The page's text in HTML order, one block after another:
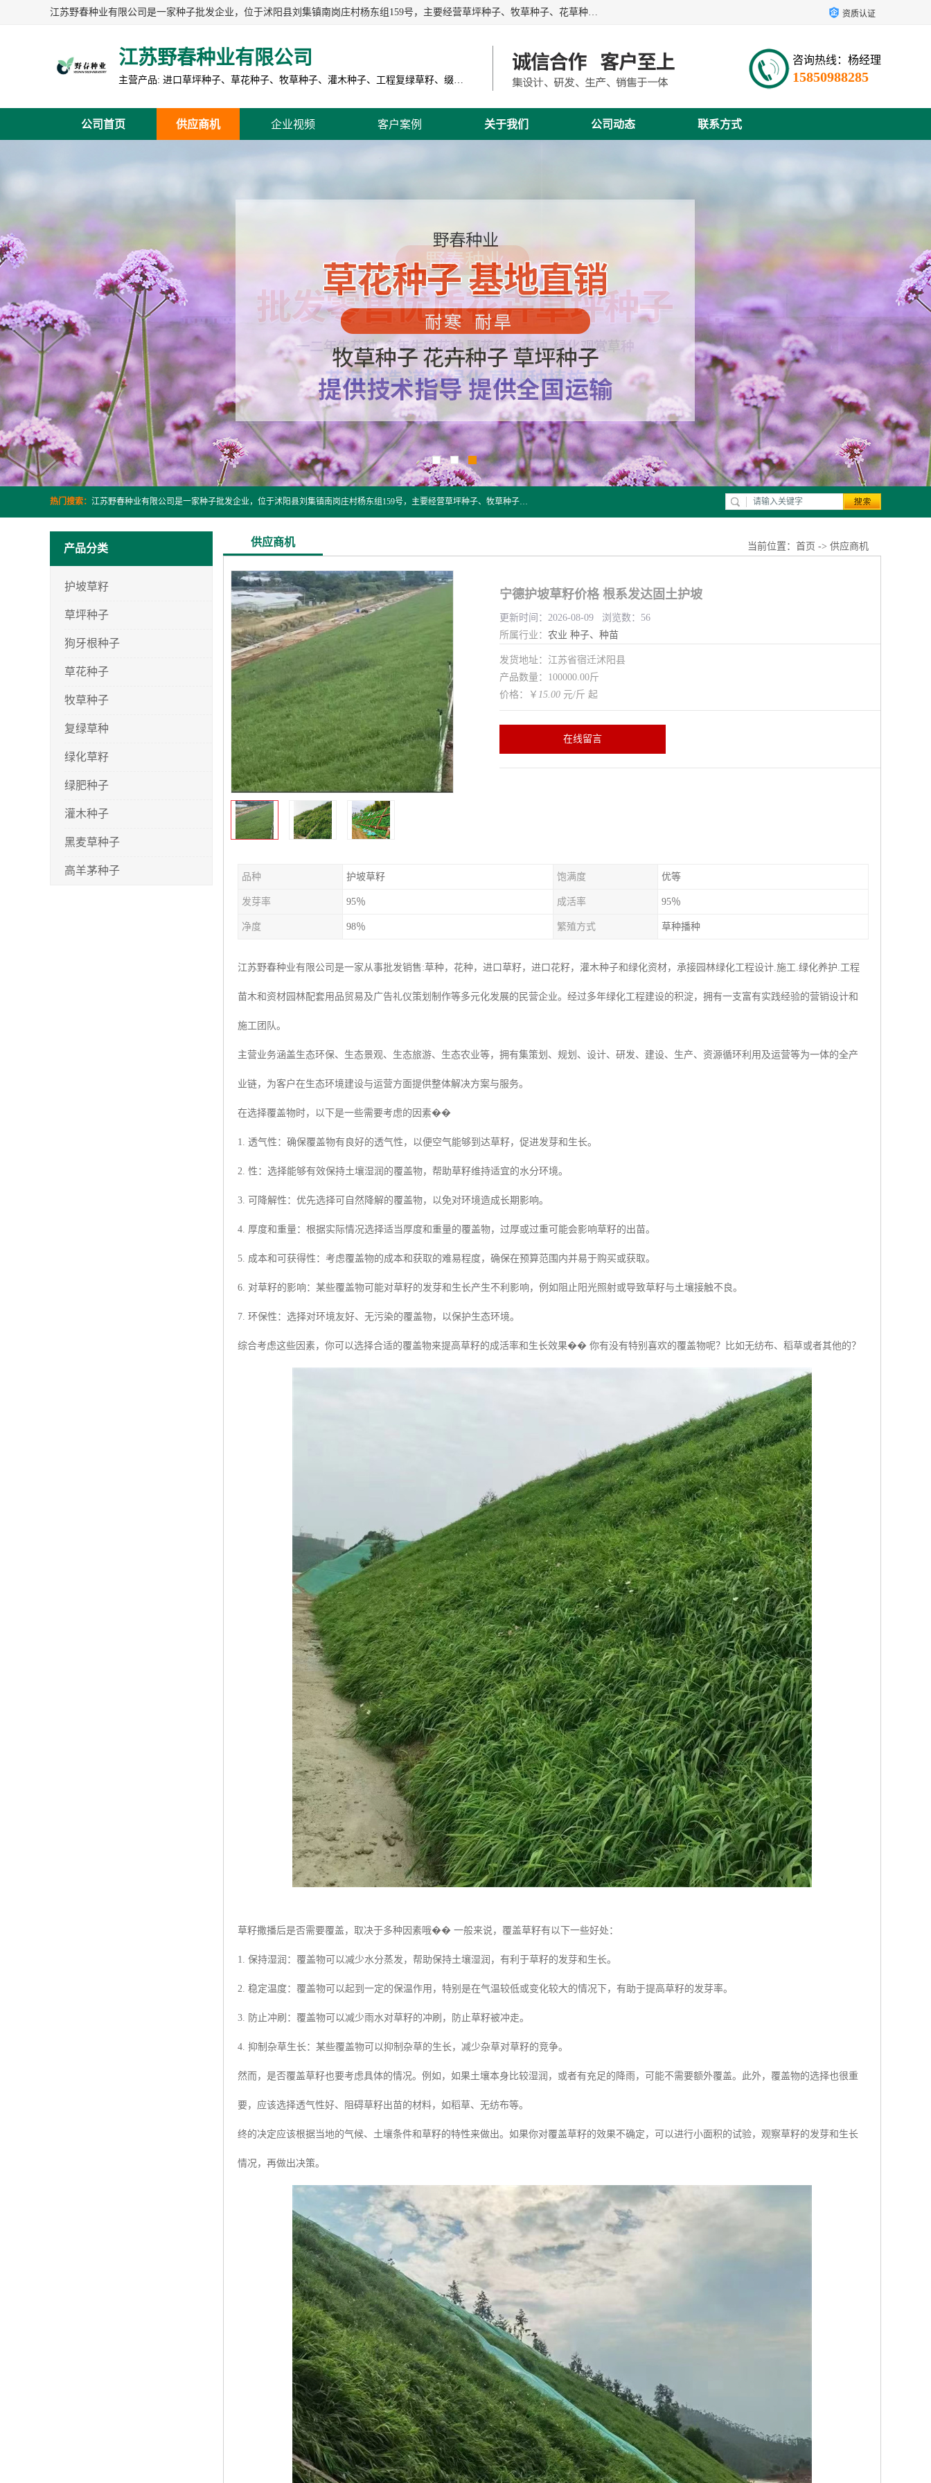
江苏野春种业有限公司是一家种子批发企业，位于沭阳县刘集镇南岗庄村杨东组159号，主要经营草坪种子、牧草种子、花草种子、复绿草种、绿化草籽、护坡草籽、绿肥种子、灌木种子、黑麦草种子、高羊茅种子、早熟禾种子、狗牙根种子、剪股颖种子等。 资质认证
江苏野春种业有限公司
主营产品: 进口草坪种子、草花种子、牧草种子、灌木种子、工程复绿草籽、缀花组合种子
咨询热线：杨经理
15850988285
公司首页 供应商机 企业视频 客户案例 关于我们 公司动态 联系方式
热门搜索： 江苏野春种业有限公司是一家种子批发企业，位于沭阳县刘集镇南岗庄村杨东组159号，主要经营草坪种子、牧草种子、花草种子、复绿草种、绿化草籽、护坡草籽、绿肥种子、灌木种子、黑麦草种子、高羊茅种子、早熟禾种子、狗牙根种子、剪股颖种子等。
产品分类
护坡草籽
草坪种子
狗牙根种子
草花种子
牧草种子
复绿草种
绿化草籽
绿肥种子
灌木种子
黑麦草种子
高羊茅种子
供应商机 当前位置： 首页 -> 供应商机
宁德护坡草籽价格 根系发达固土护坡
更新时间：2026-08-09 浏览数：56
所属行业： 农业 种子、种苗
发货地址：江苏省宿迁沭阳县
产品数量：100000.00斤
价格：￥ 15.00 元/斤 起
在线留言
品种 护坡草籽 饱满度 优等
发芽率 95％ 成活率 95％
净度 98％ 繁殖方式 草种播种
江苏野春种业有限公司是一家从事批发销售:草种，花种，进口草籽，进口花籽，灌木种子和绿化资材，承接园林绿化工程设计.施工.绿化养护.工程
苗木和资材园林配套用品贸易及广告礼仪策划制作等多元化发展的民营企业。经过多年绿化工程建设的积淀，拥有一支富有实践经验的营销设计和
施工团队。
主营业务涵盖生态环保、生态景观、生态旅游、生态农业等，拥有集策划、规划、设计、研发、建设、生产、资源循环利用及运营等为一体的全产
业链，为客户在生态环境建设与运营方面提供整体解决方案与服务。
在选择覆盖物时，以下是一些需要考虑的因素��
1. 透气性：确保覆盖物有良好的透气性，以便空气能够到达草籽，促进发芽和生长。
2. 性：选择能够有效保持土壤湿润的覆盖物，帮助草籽维持适宜的水分环境。
3. 可降解性：优先选择可自然降解的覆盖物，以免对环境造成长期影响。
4. 厚度和重量：根据实际情况选择适当厚度和重量的覆盖物，过厚或过重可能会影响草籽的出苗。
5. 成本和可获得性：考虑覆盖物的成本和获取的难易程度，确保在预算范围内并易于购买或获取。
6. 对草籽的影响：某些覆盖物可能对草籽的发芽和生长产生不利影响，例如阻止阳光照射或导致草籽与土壤接触不良。
7. 环保性：选择对环境友好、无污染的覆盖物，以保护生态环境。
综合考虑这些因素，你可以选择合适的覆盖物来提高草籽的成活率和生长效果�� 你有没有特别喜欢的覆盖物呢？比如无纺布、稻草或者其他的？
草籽撒播后是否需要覆盖，取决于多种因素哦�� 一般来说，覆盖草籽有以下一些好处：
1. 保持湿润：覆盖物可以减少水分蒸发，帮助保持土壤湿润，有利于草籽的发芽和生长。
2. 稳定温度：覆盖物可以起到一定的保温作用，特别是在气温较低或变化较大的情况下，有助于提高草籽的发芽率。
3. 防止冲刷：覆盖物可以减少雨水对草籽的冲刷，防止草籽被冲走。
4. 抑制杂草生长：某些覆盖物可以抑制杂草的生长，减少杂草对草籽的竞争。
然而，是否覆盖草籽也要考虑具体的情况。例如，如果土壤本身比较湿润，或者有充足的降雨，可能不需要额外覆盖。此外，覆盖物的选择也很重
要，应该选择透气性好、阻碍草籽出苗的材料，如稻草、无纺布等。
终的决定应该根据当地的气候、土壤条件和草籽的特性来做出。如果你对覆盖草籽的效果不确定，可以进行小面积的试验，观察草籽的发芽和生长
情况，再做出决策。